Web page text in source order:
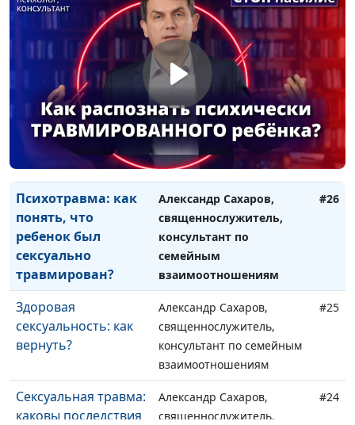
Можно ли защитить
ребенка от
сексуального
насилия?
Александр Сахаров,
священнослужитель,
консультант по семейным
взаимоотношениям
Как защитить
ребенка от
психологической
травмы?
Александр Сахаров,
священнослужитель,
консультант по семейным
взаимоотношениям
Психотравма: как
понять, что
ребенок был
сексуально
травмирован?
Александр Сахаров,
священнослужитель,
консультант по
семейным
взаимоотношениям
#26
Здоровая
сексуальность: как
вернуть?
Александр Сахаров,
священнослужитель,
консультант по семейным
взаимоотношениям
#25
Сексуальная травма:
каковы последствия
Александр Сахаров,
священнослужитель,
#24